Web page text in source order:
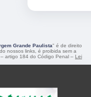
Grande Paulista" é de direito
nossos links, é proibida sem a
artigo 184 do Código Penal – Lei